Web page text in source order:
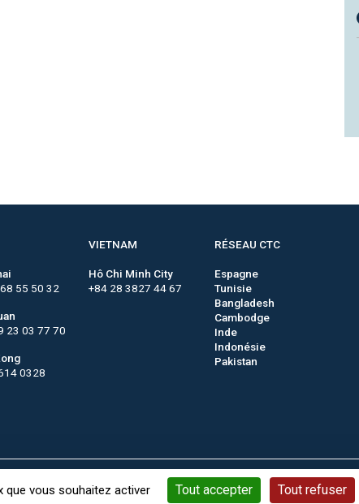
que vous souhaitez activer Tout accepter Tout refuser
55 50 32
23 03 77 70
0328
VIETNAM
Hô Chi Minh City
+84 28 3827 44 67
RÉSEAU CTC
Espagne
Tunisie
Bangladesh
Cambodge
Inde
Indonésie
Pakistan
des cookies Mentions légales Conditions générales de vente